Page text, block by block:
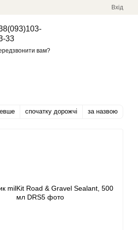
Вхід
33
вам?
спочатку дорожчі за назвою